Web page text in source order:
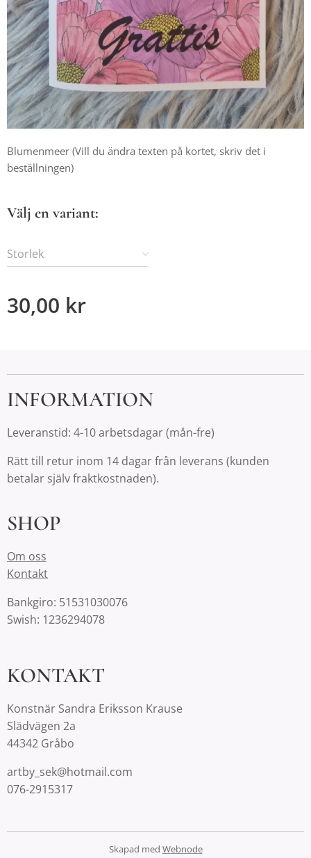
Blumenmeer (Vill du ändra texten på kortet, skriv det i
beställningen)
Välj en variant:
Storlek
30,00 kr
INFORMATION
Leveranstid: 4-10 arbetsdagar (mån-fre)
Rätt till retur inom 14 dagar från leverans (kunden
betalar själv fraktkostnaden).
SHOP
Om oss
Kontakt
Bankgiro: 51531030076
Swish: 1236294078
KONTAKT
Konstnär Sandra Eriksson Krause
Slädvägen 2a
44342 Gråbo
artby_sek@hotmail.com
076-2915317
Skapad med Webnode